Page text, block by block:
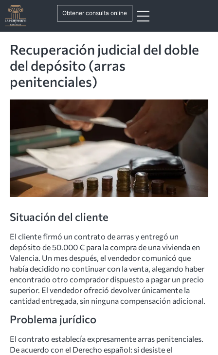
Obtener consulta online
Recuperación judicial del doble
del depósito (arras
penitenciales)
Situación del cliente
El cliente firmó un contrato de arras y entregó un
depósito de 50.000 € para la compra de una vivienda en
Valencia. Un mes después, el vendedor comunicó que
había decidido no continuar con la venta, alegando haber
encontrado otro comprador dispuesto a pagar un precio
superior. El vendedor ofreció devolver únicamente la
cantidad entregada, sin ninguna compensación adicional.
Problema jurídico
El contrato establecía expresamente arras penitenciales.
De acuerdo con el Derecho español: si desiste el